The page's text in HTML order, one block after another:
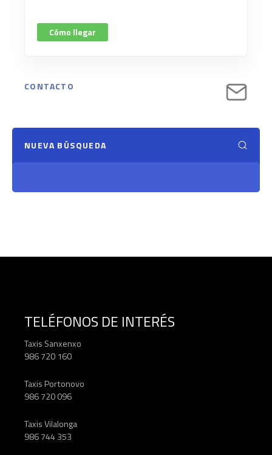
Cómo llegar
CONTACTO
NUEVA BÚSQUEDA
TELÉFONOS DE INTERÉS
Taxis Sanxenxo
986 720 160
Taxis Portonovo
986 720 096
Taxis Vilalonga
986 744 353